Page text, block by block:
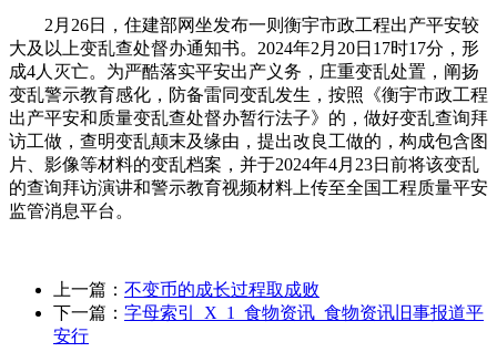
2月26日，住建部网坐发布一则衡宇市政工程出产平安较
大及以上变乱查处督办通知书。2024年2月20日17时17分，形
成4人灭亡。为严酷落实平安出产义务，庄重变乱处置，阐扬
变乱警示教育感化，防备雷同变乱发生，按照《衡宇市政工程
出产平安和质量变乱查处督办暂行法子》的，做好变乱查询拜
访工做，查明变乱颠末及缘由，提出改良工做的，构成包含图
片、影像等材料的变乱档案，并于2024年4月23日前将该变乱
的查询拜访演讲和警示教育视频材料上传至全国工程质量平安
监管消息平台。
上一篇： 不变币的成长过程取成败
下一篇： 字母索引_X_1_食物资讯_食物资讯旧事报道平
安行